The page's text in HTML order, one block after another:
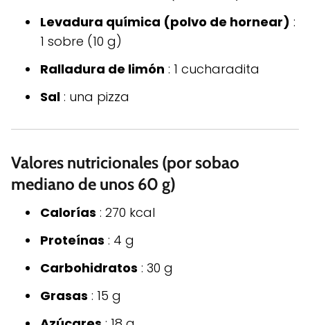
Levadura química (polvo de hornear) :
1 sobre (10 g)
Ralladura de limón : 1 cucharadita
Sal : una pizza
Valores nutricionales (por sobao
mediano de unos 60 g)
Calorías : 270 kcal
Proteínas : 4 g
Carbohidratos : 30 g
Grasas : 15 g